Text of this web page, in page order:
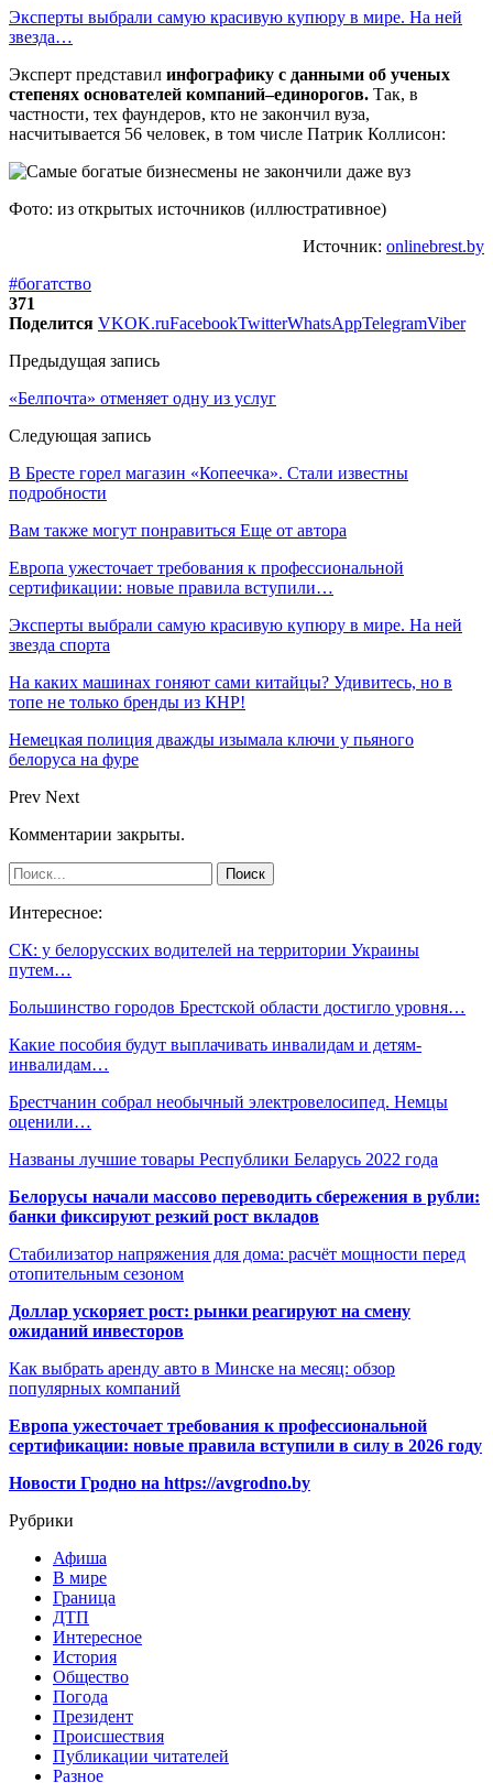
Эксперты выбрали самую красивую купюру в мире. На ней
звезда…
Эксперт представил инфографику с данными об ученых
степенях основателей компаний–единорогов. Так, в
частности, тех фаундеров, кто не закончил вуза,
насчитывается 56 человек, в том числе Патрик Коллисон:
Фото: из открытых источников (иллюстративное)
Источник: onlinebrest.by
#богатство
371
Поделится VKOK.ruFacebookTwitterWhatsAppTelegramViber
Предыдущая запись
«Белпочта» отменяет одну из услуг
Следующая запись
В Бресте горел магазин «Копеечка». Стали известны
подробности
Вам также могут понравиться Еще от автора
Европа ужесточает требования к профессиональной
сертификации: новые правила вступили…
Эксперты выбрали самую красивую купюру в мире. На ней
звезда спорта
На каких машинах гоняют сами китайцы? Удивитесь, но в
топе не только бренды из КНР!
Немецкая полиция дважды изымала ключи у пьяного
белоруса на фуре
Prev Next
Комментарии закрыты.
Интересное:
СК: у белорусских водителей на территории Украины
путем…
Большинство городов Брестской области достигло уровня…
Какие пособия будут выплачивать инвалидам и детям-
инвалидам…
Брестчанин собрал необычный электровелосипед. Немцы
оценили…
Названы лучшие товары Республики Беларусь 2022 года
Белорусы начали массово переводить сбережения в рубли:
банки фиксируют резкий рост вкладов
Стабилизатор напряжения для дома: расчёт мощности перед
отопительным сезоном
Доллар ускоряет рост: рынки реагируют на смену
ожиданий инвесторов
Как выбрать аренду авто в Минске на месяц: обзор
популярных компаний
Европа ужесточает требования к профессиональной
сертификации: новые правила вступили в силу в 2026 году
Новости Гродно на https://avgrodno.by
Рубрики
Афиша
В мире
Граница
ДТП
Интересное
История
Общество
Погода
Президент
Происшествия
Публикации читателей
Разное